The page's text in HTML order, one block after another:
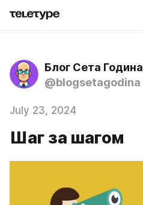
Блог Сета Година
@blogsetagodina
July 23, 2024
Шаг за шагом